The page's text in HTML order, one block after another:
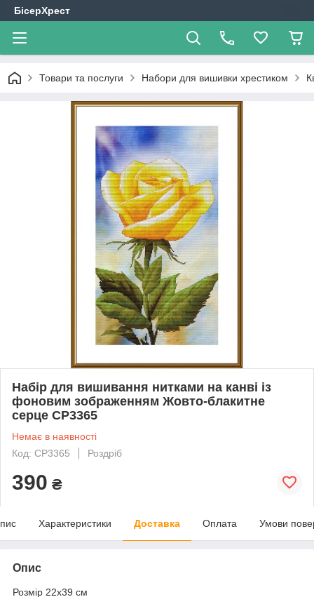
БісерХрест
Товари та послуги Набори для вишивки хрестиком
Набір для вишивання нитками на канві із
фоновим зображенням Жовто-блакитне
серце СР3365
Немає в наявності
Код: СР3365
Роздріб
390 ₴
Характеристики Доставка Оплата Умови
Опис
Розмір 22х39 см